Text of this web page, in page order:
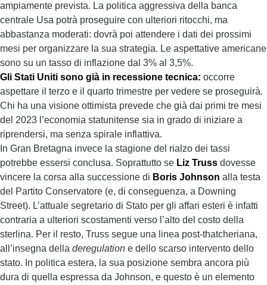
ampiamente prevista. La politica aggressiva della banca
centrale Usa potrà proseguire con ulteriori ritocchi, ma
abbastanza moderati: dovrà poi attendere i dati dei prossimi
mesi per organizzare la sua strategia. Le aspettative americane
sono su un tasso di inflazione dal 3% al 3,5%.
Gli Stati Uniti sono già in recessione tecnica: occorre
aspettare il terzo e il quarto trimestre per vedere se proseguirà.
Chi ha una visione ottimista prevede che già dai primi tre mesi
del 2023 l’economia statunitense sia in grado di iniziare a
riprendersi, ma senza spirale inflattiva.
In Gran Bretagna invece la stagione del rialzo dei tassi
potrebbe essersi conclusa. Soprattutto se Liz Truss dovesse
vincere la corsa alla successione di Boris Johnson alla testa
del Partito Conservatore (e, di conseguenza, a Downing
Street). L’attuale segretario di Stato per gli affari esteri è infatti
contraria a ulteriori scostamenti verso l’alto del costo della
sterlina. Per il resto, Truss segue una linea post-thatcheriana,
all’insegna della deregulation e dello scarso intervento dello
stato. In politica estera, la sua posizione sembra ancora più
dura di quella espressa da Johnson, e questo è un elemento